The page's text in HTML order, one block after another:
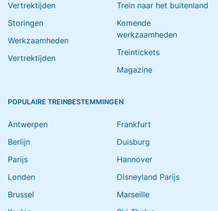
Vertrektijden
Storingen
Werkzaamheden
Vertrektijden
Trein naar het buitenland
Komende
werkzaamheden
Treintickets
Magazine
POPULAIRE TREINBESTEMMINGEN
Antwerpen
Berlijn
Parijs
Londen
Brussel
Frankfurt
Duisburg
Hannover
Disneyland Parijs
Marseille